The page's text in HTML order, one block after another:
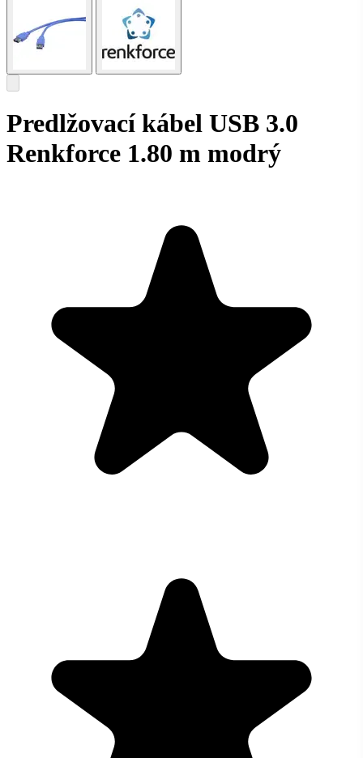
Predlžovací kábel USB 3.0
Renkforce 1.80 m modrý